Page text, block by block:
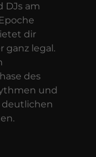
DJs am
dir
ganz legal.
des
und
deutlichen